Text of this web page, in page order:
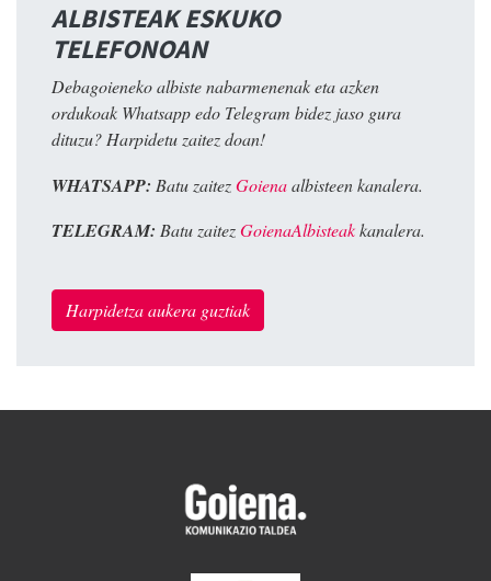
ALBISTEAK ESKUKO
TELEFONOAN
Debagoieneko albiste nabarmenenak eta azken
ordukoak Whatsapp edo Telegram bidez jaso gura
dituzu? Harpidetu zaitez doan!
WHATSAPP: Batu zaitezGoienaalbisteen kanalera.
TELEGRAM: Batu zaitezGoienaAlbisteakkanalera.
Harpidetza aukera guztiak